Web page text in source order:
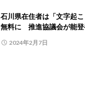
石川県在住者は「文字起こ
無料に 推進協議会が能登
2024年2月7日